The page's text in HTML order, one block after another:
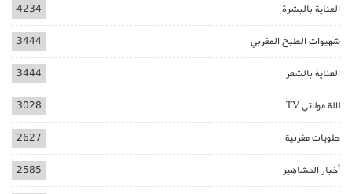
العناية بالبشرة 4234
شهيوات الطبخ المغربي 3444
العناية بالشعر 3444
لالة مولاتي TV 3028
حلويات مغربية 2627
أخبار المشاهير 2585